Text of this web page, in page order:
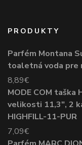
PRODUKTY
Parfém Montana
toaletná voda pre
8,89€
MODE COM taška
velikosti 11,3", 2
HIGHFILL-11-PUR
7,09€